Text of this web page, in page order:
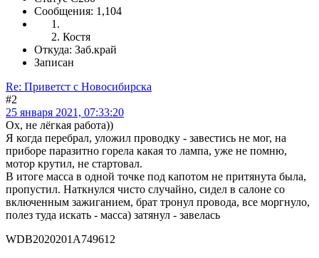
Сообщения: 1,104
Костя
Откуда: Заб.край
Записан
Re: Приветст с Новосибирска
#2
25 января 2021, 07:33:20
Ох, не лёгкая работа))
Я когда перебрал, уложил проводку - завестись не мог, на
приборе паразитно горела какая то лампа, уже не помню,
мотор крутил, не стартовал.
В итоге масса в одной точке под капотом не притянута была,
пропустил. Наткнулся чисто случайно, сидел в салоне со
включенным зажиганием, брат тронул провода, все моргнуло,
полез туда искать - масса) затянул - завелась
WDB2020201A749612